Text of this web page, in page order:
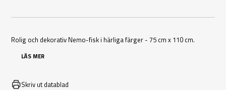
Rolig och dekorativ Nemo-fisk i härliga färger - 75 cm x 110 cm.
LÄS MER
Skriv ut datablad